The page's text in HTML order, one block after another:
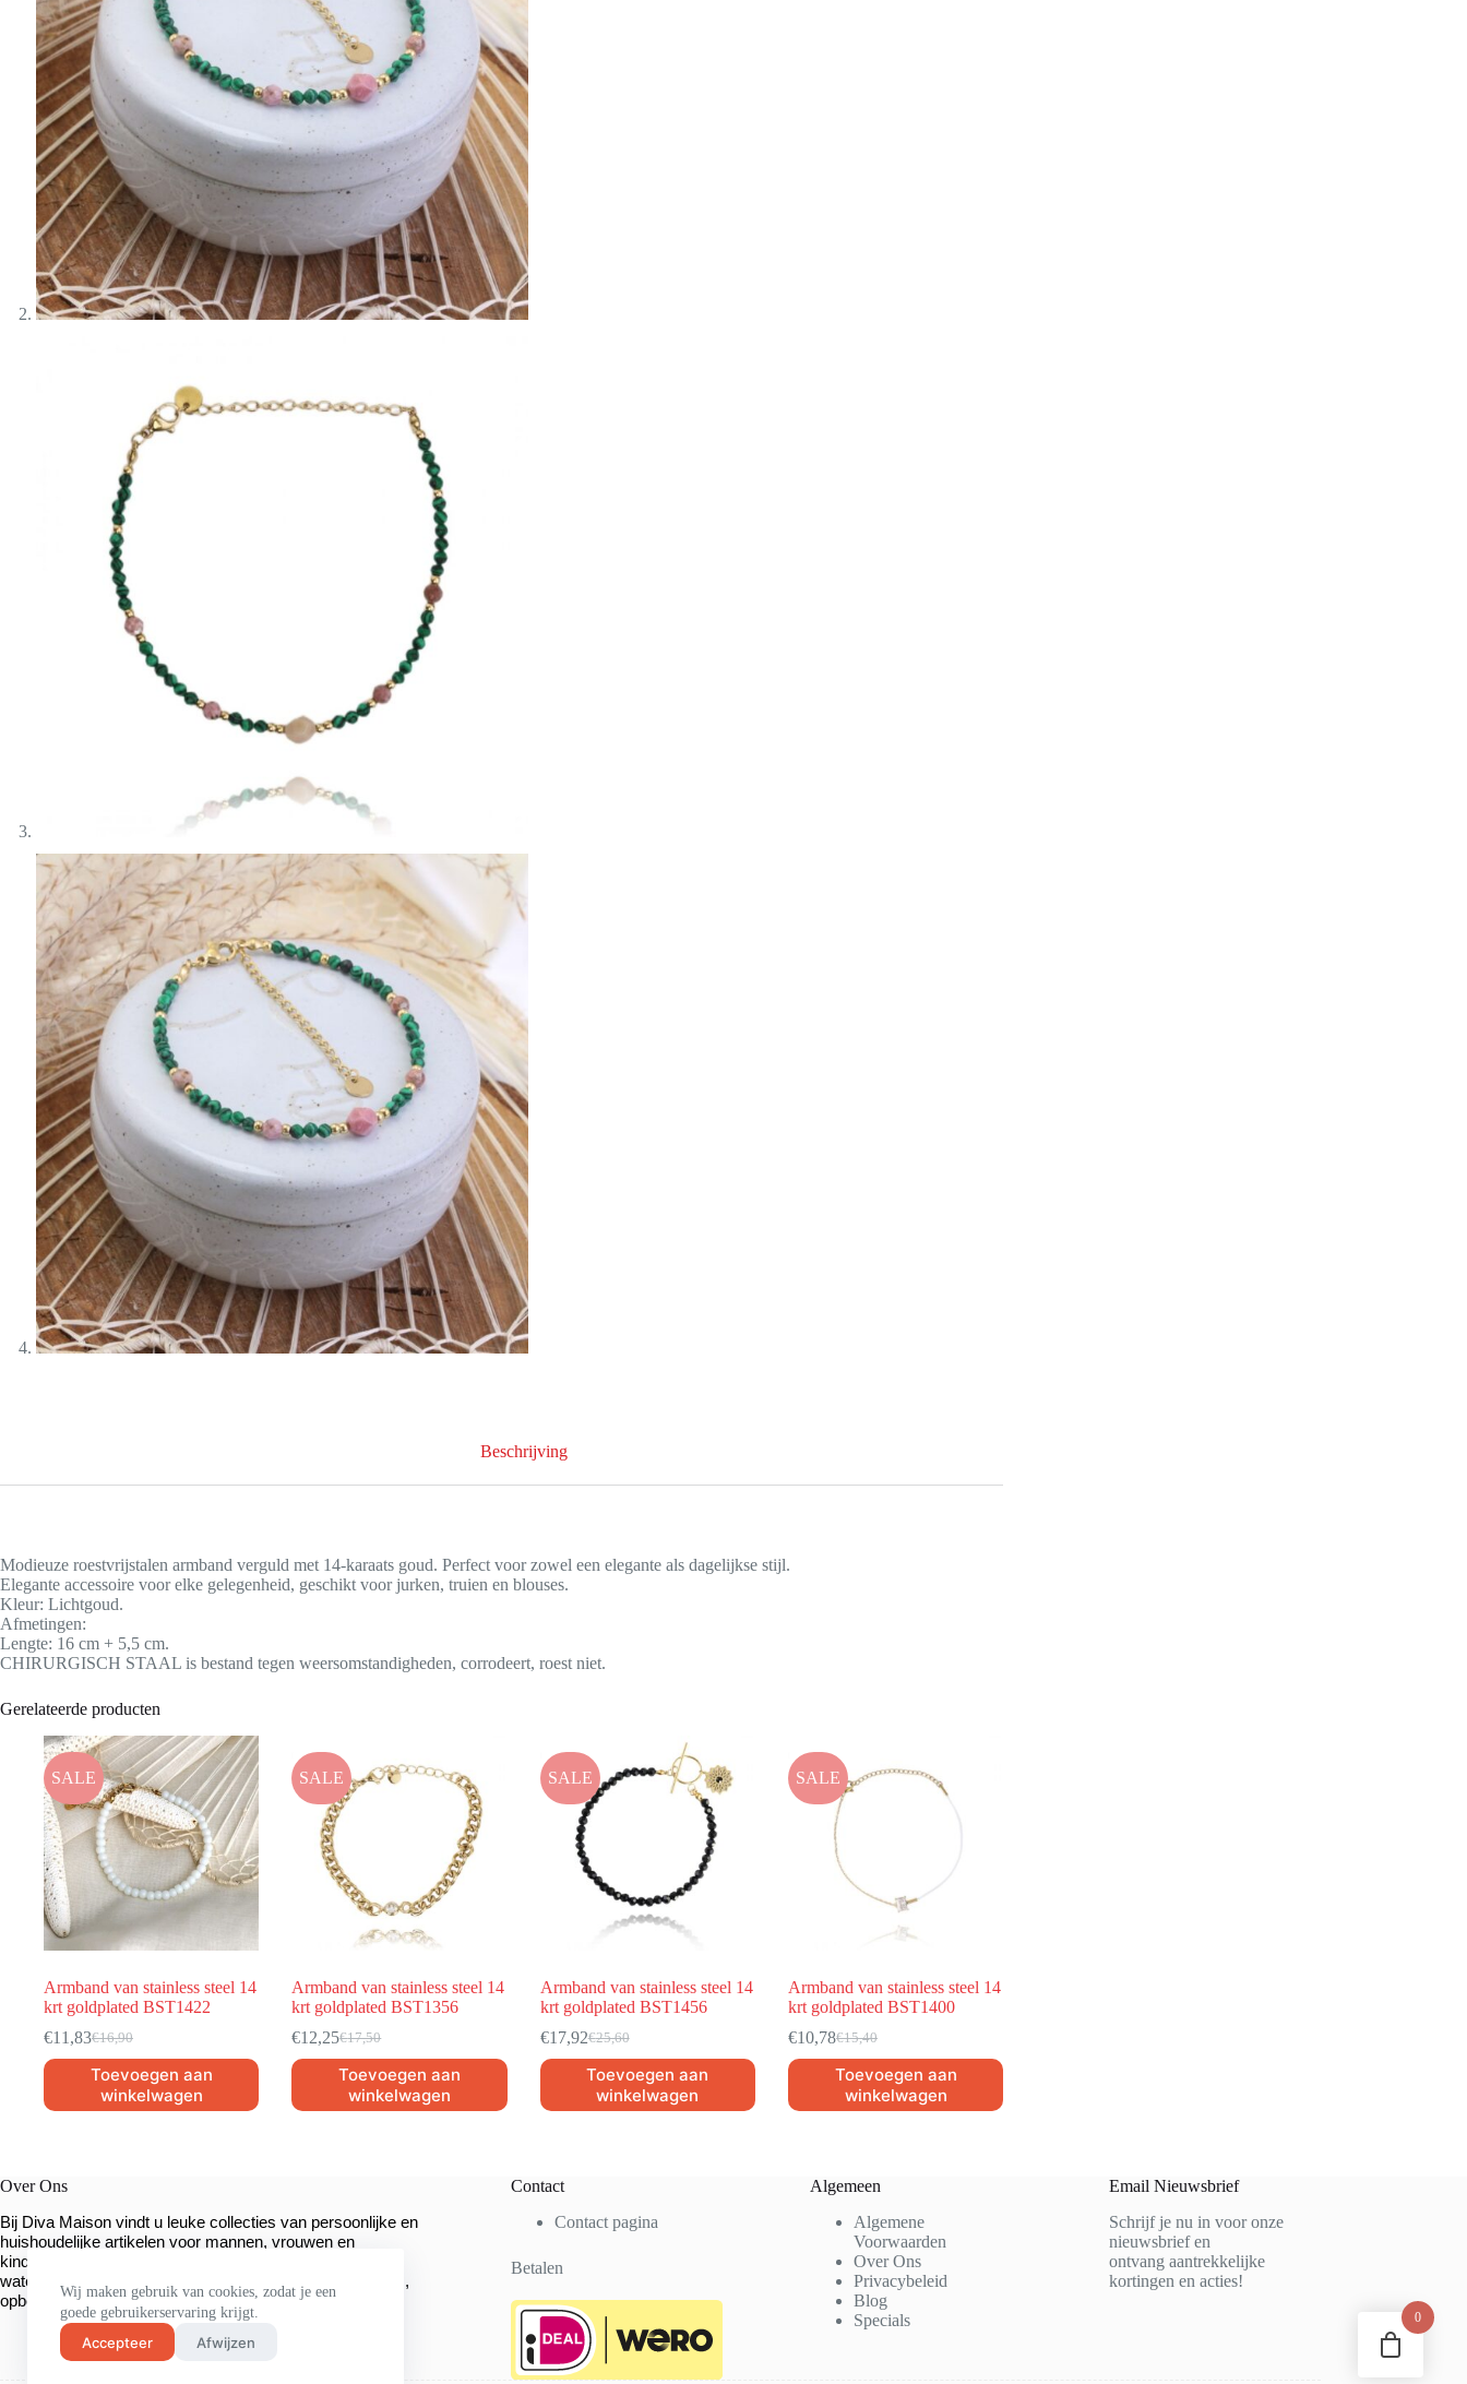
Wij maken gebruik van cookies, zodat je een
goede gebruikerservaring krijgt.
Accepteer Afwijzen
Beschrijving
Modieuze roestvrijstalen armband verguld met 14-karaats goud. Perfect voor zowel een elegante als dagelijkse stijl.
Elegante accessoire voor elke gelegenheid, geschikt voor jurken, truien en blouses.
Kleur: Lichtgoud.
Afmetingen:
Lengte: 16 cm + 5,5 cm.
CHIRURGISCH STAAL is bestand tegen weersomstandigheden, corrodeert, roest niet.
Gerelateerde producten
SALE
Armband van stainless steel 14
krt goldplated BST1422
€16,90
€11,83
Toevoegen aan
winkelwagen
SALE
Armband van stainless steel 14
krt goldplated BST1356
€17,50
€12,25
Toevoegen aan
winkelwagen
SALE
Armband van stainless steel 14
krt goldplated BST1456
€25,60
€17,92
Toevoegen aan
winkelwagen
SALE
Armband van stainless steel 14
krt goldplated BST1400
€15,40
€10,78
Toevoegen aan
winkelwagen
Over Ons
Bij Diva Maison vindt u leuke collecties van persoonlijke en
huishoudelijke artikelen voor mannen, vrouwen en
kinderen. We hebben een breed assortiment sieraden,
waterflessen, mokken, unieke sleutelhangers, organizers,
opbergmanden en veel meer
Contact
Contact pagina
Betalen
Algemeen
Algemene
Voorwaarden
Over Ons
Privacybeleid
Blog
Specials
Email Nieuwsbrief
Schrijf je nu in voor onze
nieuwsbrief en
ontvang aantrekkelijke
kortingen en acties!
0